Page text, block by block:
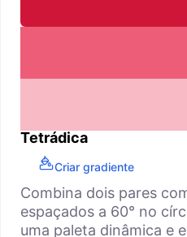
Tetrádica
Criar gradiente
Combina dois pares
espaçados a 60° no
uma paleta dinâmica e